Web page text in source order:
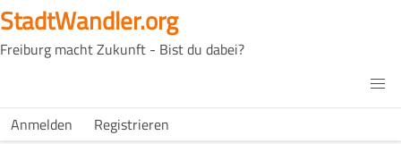
Direkt
zum
Inhalt
StadtWandler.org
Freiburg macht Zukunft - Bist du dabei?
Main
H4C
USER
Anmelden Registrieren